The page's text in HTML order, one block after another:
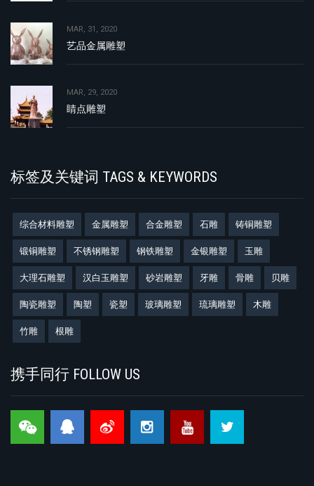
MAR, 31, 2020
艺品金属雕塑
MAR, 29, 2020
睛点雕塑
标签及关键词 TAGS & KEYWORDS
综合材料雕塑 金属雕塑 合金雕塑 石雕 铸铜雕塑
锻铜雕塑 不锈钢雕塑 钢铁雕塑 金银雕塑 玉雕
大理石雕塑 汉白玉雕塑 砂岩雕塑 牙雕 骨雕 贝雕
陶瓷雕塑 陶塑 瓷塑 玻璃雕塑 琉璃雕塑 木雕
竹雕 根雕
携手同行 FOLLOW US